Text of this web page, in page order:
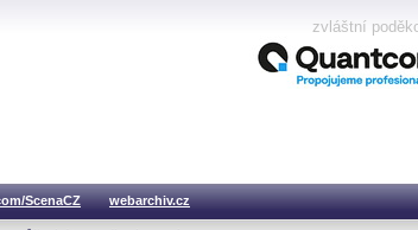
zvláštní
ScenaCZ webarchiv.cz